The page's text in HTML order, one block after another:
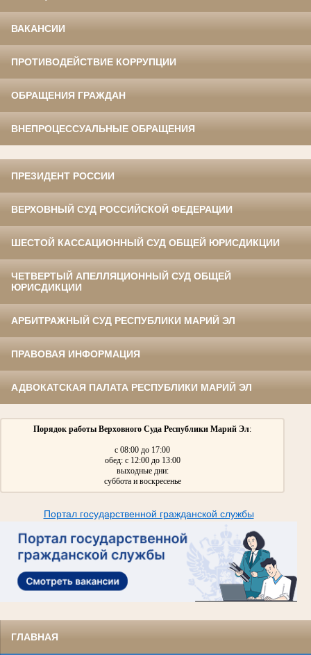
ВАКАНСИИ
ПРОТИВОДЕЙСТВИЕ КОРРУПЦИИ
ОБРАЩЕНИЯ ГРАЖДАН
ВНЕПРОЦЕССУАЛЬНЫЕ ОБРАЩЕНИЯ
ПРЕЗИДЕНТ РОССИИ
ВЕРХОВНЫЙ СУД РОССИЙСКОЙ ФЕДЕРАЦИИ
ШЕСТОЙ КАССАЦИОННЫЙ СУД ОБЩЕЙ ЮРИСДИКЦИИ
ЧЕТВЕРТЫЙ АПЕЛЛЯЦИОННЫЙ СУД ОБЩЕЙ
ЮРИСДИКЦИИ
АРБИТРАЖНЫЙ СУД РЕСПУБЛИКИ МАРИЙ ЭЛ
ПРАВОВАЯ ИНФОРМАЦИЯ
АДВОКАТСКАЯ ПАЛАТА РЕСПУБЛИКИ МАРИЙ ЭЛ
Порядок работы Верховного Суда Республики Марий Эл:
с 08:00 до 17:00
обед: с 12:00 до 13:00
выходные дни:
суббота и воскресенье
Портал государственной гражданской службы
ГЛАВНАЯ